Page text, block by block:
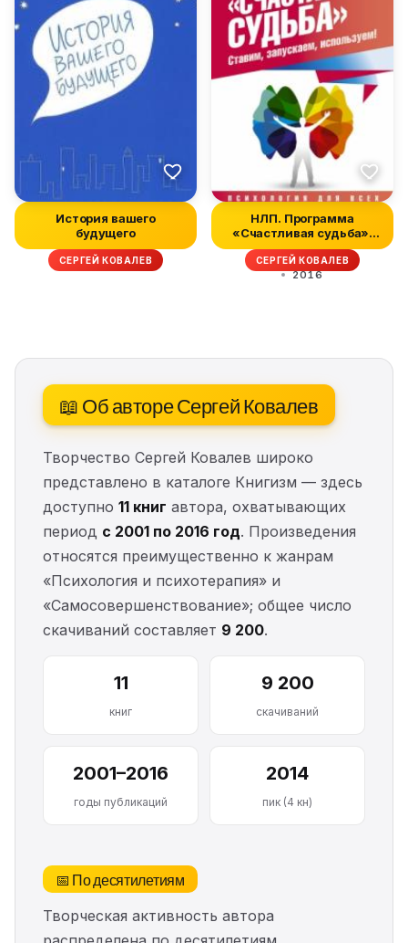
История вашего
будущего
СЕРГЕЙ КОВАЛЕВ
НЛП. Программа
«Счастливая судьба».
Ставим, запуск...
СЕРГЕЙ КОВАЛЕВ
2016
📖 Об авторе Сергей Ковалев
Творчество Сергей Ковалев широко
представлено в каталоге Книгизм — здесь
доступно 11 книг автора, охватывающих
период с 2001 по 2016 год. Произведения
относятся преимущественно к жанрам
«Психология и психотерапия» и
«Самосовершенствование»; общее число
скачиваний составляет 9 200.
11
книг
9 200
скачиваний
2001–2016
годы публикаций
2014
пик (4 кн)
📅 По десятилетиям
Творческая активность автора